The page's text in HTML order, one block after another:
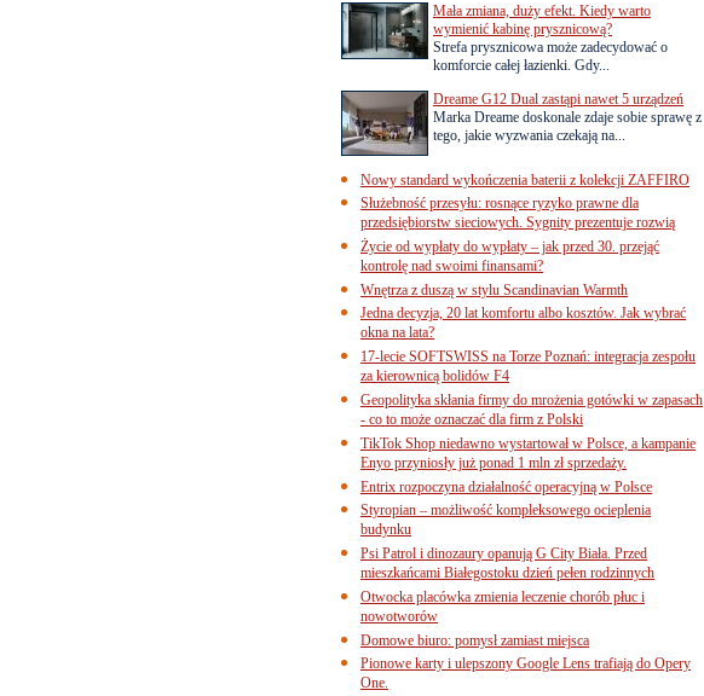
Mała zmiana, duży efekt. Kiedy warto
wymienić kabinę prysznicową?
Strefa prysznicowa może zadecydować o
komforcie całej łazienki. Gdy...
Dreame G12 Dual zastąpi nawet 5 urządzeń
Marka Dreame doskonale zdaje sobie sprawę z
tego, jakie wyzwania czekają na...
Nowy standard wykończenia baterii z kolekcji ZAFFIRO
Służebność przesyłu: rosnące ryzyko prawne dla
przedsiębiorstw sieciowych. Sygnity prezentuje rozwią
Życie od wypłaty do wypłaty – jak przed 30. przejąć
kontrolę nad swoimi finansami?
Wnętrza z duszą w stylu Scandinavian Warmth
Jedna decyzja, 20 lat komfortu albo kosztów. Jak wybrać
okna na lata?
17-lecie SOFTSWISS na Torze Poznań: integracja zespołu
za kierownicą bolidów F4
Geopolityka skłania firmy do mrożenia gotówki w zapasach
- co to może oznaczać dla firm z Polski
TikTok Shop niedawno wystartował w Polsce, a kampanie
Enyo przyniosły już ponad 1 mln zł sprzedaży.
Entrix rozpoczyna działalność operacyjną w Polsce
Styropian – możliwość kompleksowego ocieplenia
budynku
Psi Patrol i dinozaury opanują G City Biała. Przed
mieszkańcami Białegostoku dzień pełen rodzinnych
Otwocka placówka zmienia leczenie chorób płuc i
nowotworów
Domowe biuro: pomysł zamiast miejsca
Pionowe karty i ulepszony Google Lens trafiają do Opery
One.